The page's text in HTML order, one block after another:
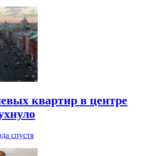
квартир в центре
спустя